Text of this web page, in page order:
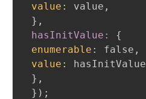
value : value ,
} ,
hasInitValue:
{
enumerable : false ,
value : hasInitValue
} ,
} ) ;